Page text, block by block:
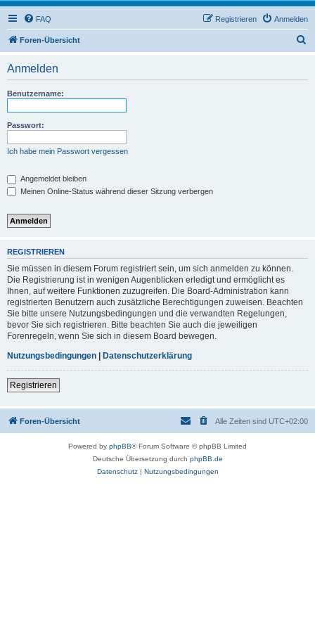
FAQ Anmelden
Registrieren
Foren-Übersicht
Anmelden
Benutzername:
Passwort:
Ich habe mein Passwort vergessen
Angemeldet bleiben
Meinen Online-Status während dieser Sitzung verbergen
REGISTRIEREN
Sie müssen in diesem Forum registriert sein, um sich anmelden zu können.
Die Registrierung ist in wenigen Augenblicken erledigt und ermöglicht es
Ihnen, auf weitere Funktionen zuzugreifen. Die Board-Administration kann
registrierten Benutzern auch zusätzliche Berechtigungen zuweisen. Beachten
Sie bitte unsere Nutzungsbedingungen und die verwandten Regelungen,
bevor Sie sich registrieren. Bitte beachten Sie auch die jeweiligen
Forenregeln, wenn Sie sich in diesem Board bewegen.
Nutzungsbedingungen | Datenschutzerklärung
Registrieren
Foren-Übersicht Alle Zeiten sind UTC+02:00
Powered by phpBB® Forum Software © phpBB Limited
Deutsche Übersetzung durch phpBB.de
Datenschutz| Nutzungsbedingungen